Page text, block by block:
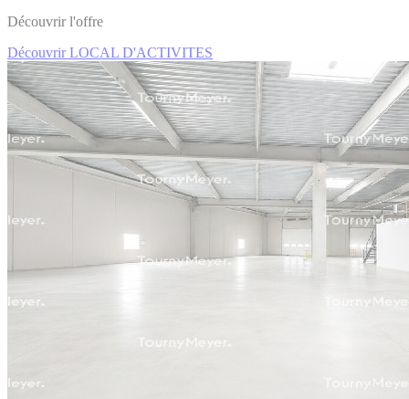
Découvrir l'offre
Découvrir LOCAL D'ACTIVITES